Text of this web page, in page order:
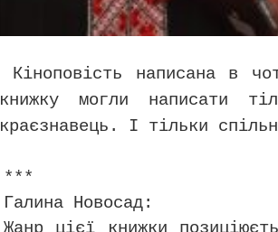
Кіноповість написана в
книжку могли написати
краєзнавець. І тільки
***
Галина Новосад: